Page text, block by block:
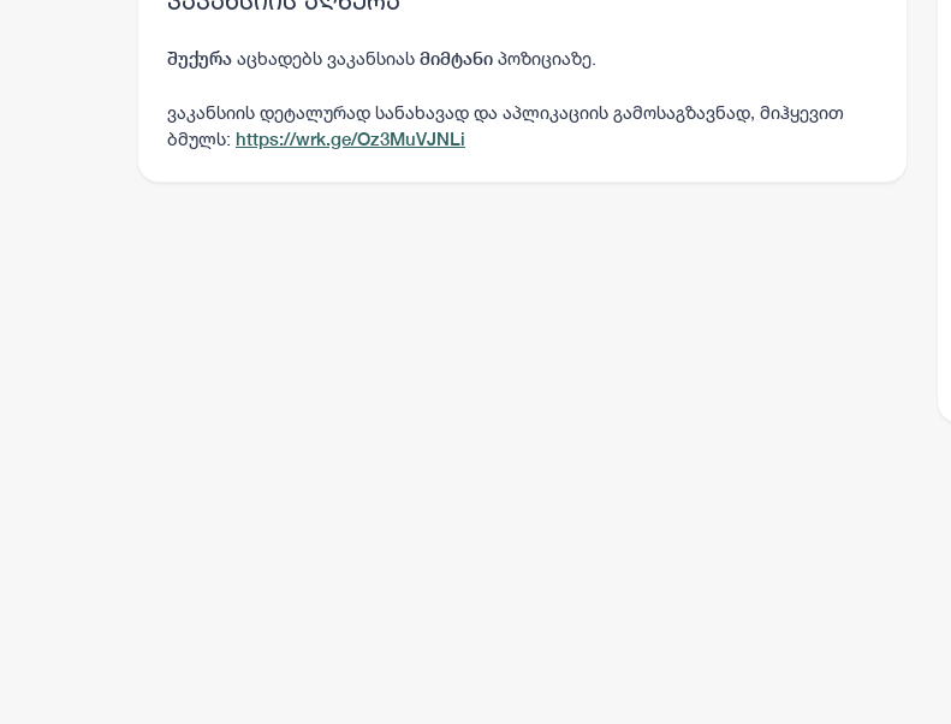
შუქურა აცხადებს ვაკანსიას მიმტანი პოზიციაზე.
ვაკანსიის დეტალურად სანახავად და აპლიკაციის გამოსაგზავნად, მიჰყევით
ბმულს: https://wrk.ge/Oz3MuVJNLi